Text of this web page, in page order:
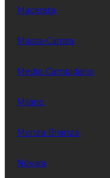
Macerata
Massa-Carrara
Medio Campidano
Milano
Monza Brianza
Novara